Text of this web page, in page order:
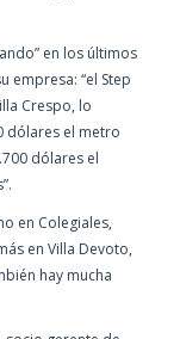
en los últimos
empresa: “el Step
Crespo, lo
dólares el metro
dólares el
en Colegiales,
en Villa Devoto,
hay mucha